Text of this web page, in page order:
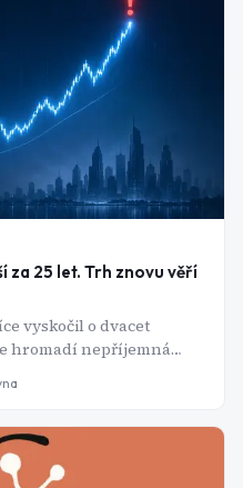
za 25 let. Trh znovu věří
vyskočil o dvacet
hromadí nepříjemná
zpomaluje a